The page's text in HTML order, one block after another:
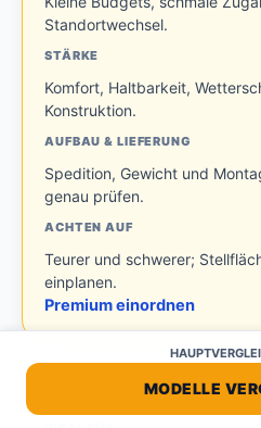
Standortwechsel.
STÄRKE
Komfort, Haltbarkeit,
Konstruktion.
AUFBAU & LIEFERUNG
Spedition, Gewicht und
genau prüfen.
ACHTEN AUF
Teurer und schwerer;
einplanen.
Premium einordnen
AusstattungMODELLE